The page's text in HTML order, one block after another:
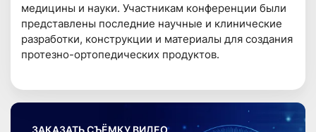
медицины и науки. Участникам конференции были
представлены последние научные и клинические
разработки, конструкции и материалы для создания
протезно-ортопедических продуктов.